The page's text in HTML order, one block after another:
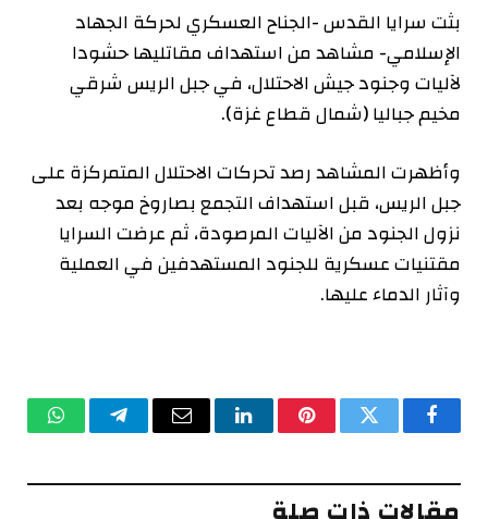
بثت سرايا القدس -الجناح العسكري لحركة الجهاد
الإسلامي- مشاهد من استهداف مقاتليها حشودا
لآليات وجنود جيش الاحتلال، في جبل الريس شرقي
مخيم جباليا (شمال قطاع غزة).
وأظهرت المشاهد رصد تحركات الاحتلال المتمركزة على
جبل الريس، قبل استهداف التجمع بصاروخ موجه بعد
نزول الجنود من الآليات المرصودة، ثم عرضت السرايا
مقتنيات عسكرية للجنود المستهدفين في العملية
وآثار الدماء عليها.
فيسبوكتويتر بينتيريستلينكدإنالبريد تيلقرام